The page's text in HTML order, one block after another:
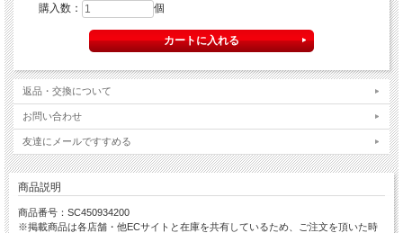
購入数： 個
返品・交換について
お問い合わせ
友達にメールですすめる
商品説明
商品番号：SC450934200
※掲載商品は各店舗・他ECサイトと在庫を共有しているため、ご注文を頂いた時